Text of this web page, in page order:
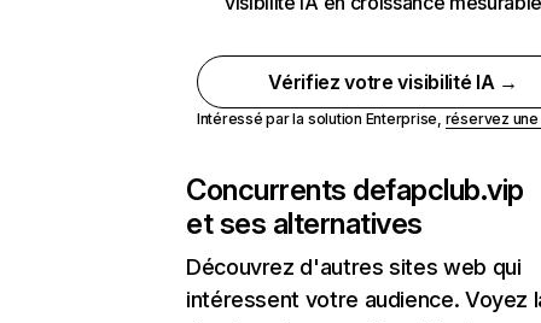
Vérifiez votre visibilité IA →
Intéressé par la solution Enterprise, réservez
Concurrents defapclub.vip
et ses alternatives
Découvrez d'autres sites web qui
intéressent votre audience. Voyez